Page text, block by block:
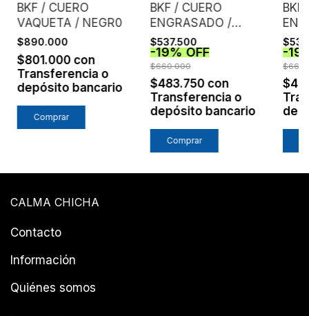
BKF / CUERO
VAQUETA / NEGR0
$890.000
$801.000 con
Transferencia o
depósito bancario
Comprar
BKF / CUERO
ENGRASADO /
GRIS
$537.500
-19%OFF
$660.000
$483.750 con
Transferencia o
depósito bancario
Comprar
BKF
-19
CALMA CHICHA
Contacto
Información
Quiénes somos